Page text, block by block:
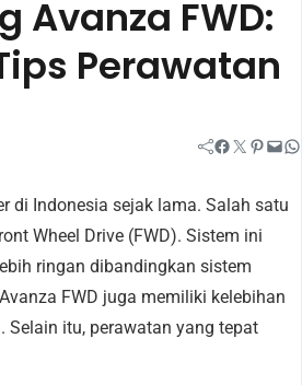
Avanza FWD:
Perawatan
Facebook Twitter Pinterest Mail WhatsApp
di Indonesia sejak lama. Salah satu
Wheel Drive (FWD). Sistem ini
ringan dibandingkan sistem
FWD juga memiliki kelebihan
Selain itu, perawatan yang tepat